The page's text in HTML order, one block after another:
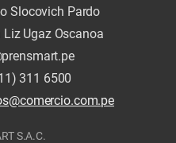
Slocovich Pardo
Ugaz Oscanoa
311 6500
S.A.C.